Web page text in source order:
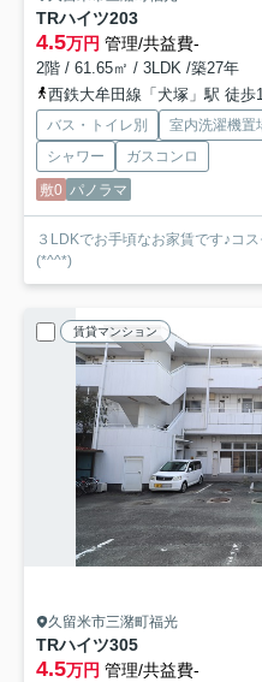
TRハイツ203
4.5万円 管理/共益費-
2階 / 61.65㎡ / 3LDK /築27年
西鉄大牟田線「犬塚」駅 徒歩
バス・トイレ別 室内洗濯機置
シャワー
ガスコンロ
敷0 パノラマ
３LDKでお手頃なお家賃です♪コ
(*^^*)
賃貸マンション
久留米市三潴町福光
TRハイツ305
4.5万円 管理/共益費-